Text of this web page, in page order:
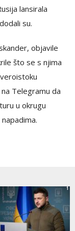
lansirala
su.
objavile
što se s njima
Telegramu da
u okrugu
1